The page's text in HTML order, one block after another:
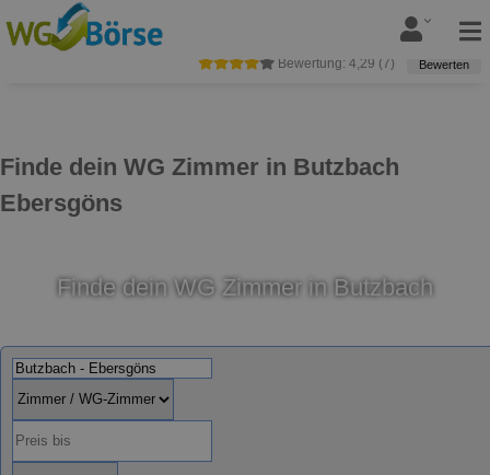
Finde dein WG Zimmer in Butzbach
Ebersgöns
Bewertung: 4,29 ( 7) Bewerten
Finde dein WG Zimmer in Butzbach